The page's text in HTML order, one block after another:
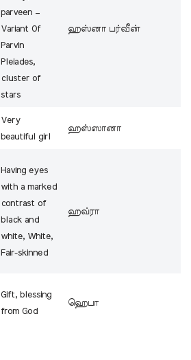
parveen –
Variant Of
Parvin
Pleiades,
cluster of
stars
ஹஸ்னா பர்வீன்
Very
beautiful girl
ஹஸ்ஸானா
Having eyes
with a marked
contrast of
black and
white, White,
Fair-skinned
ஹவ்ரா
Gift, blessing
from God
ஹெபா